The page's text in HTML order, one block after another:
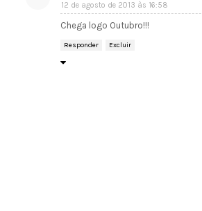
12 de agosto de 2013 às 16:58
Chega logo Outubro!!!
Responder Excluir